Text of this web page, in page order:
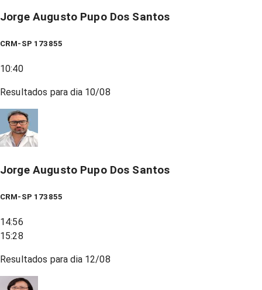
Jorge Augusto Pupo Dos Santos
CRM-SP 173855
10:40
Resultados para dia 10/08
Jorge Augusto Pupo Dos Santos
CRM-SP 173855
14:56
15:28
Resultados para dia 12/08